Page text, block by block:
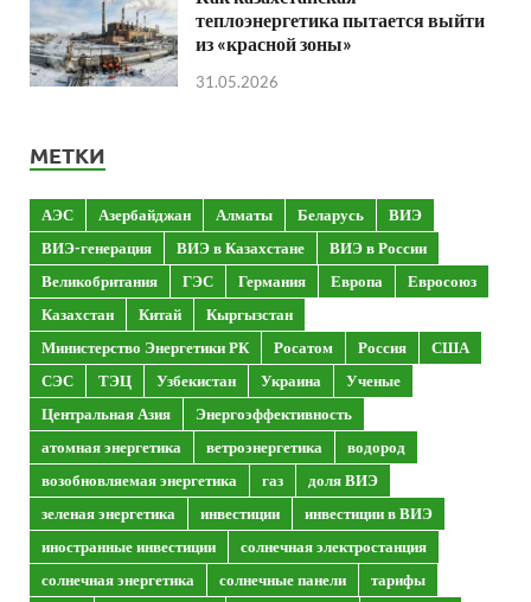
теплоэнергетика пытается выйти
из «красной зоны»
31.05.2026
МЕТКИ
АЭС Азербайджан Алматы Беларусь
ВИЭ
ВИЭ-генерация
ВИЭ в Казахстане
ВИЭ в России
Великобритания
ГЭС Германия Европа
Евросоюз
Казахстан
Китай
Кыргызстан
Министерство Энергетики РК
Росатом Россия
США
СЭС
ТЭЦ Узбекистан Украина
Ученые
Центральная Азия
Энергоэффективность
атомная энергетика
ветроэнергетика
водород
возобновляемая энергетика
газ
доля ВИЭ
зеленая энергетика
инвестиции
инвестиции в ВИЭ
иностранные инвестиции
солнечная электростанция
солнечная энергетика
солнечные панели
тарифы